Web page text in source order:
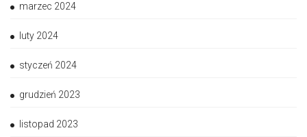
marzec 2024
luty 2024
styczeń 2024
grudzień 2023
listopad 2023